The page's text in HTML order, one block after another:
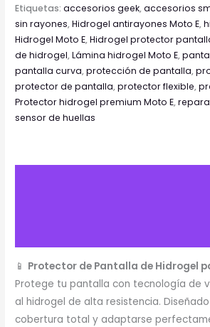
Etiquetas:accesorios geek,accesorios
sin rayones,Hidrogel antirayones Moto E,
Hidrogel Moto E,Hidrogel protector
de hidrogel,Lámina hidrogel Moto E,
pantalla curva,protección de pantalla,
protector de pantalla,protector flexible,
Protector hidrogel premium Moto E,
sensor de huellas
📱 Protector de Pantalla de Hidrogel
Protege tu pantalla con tecnología de
al hidrogel de alta resistencia.
cobertura total y adaptarse